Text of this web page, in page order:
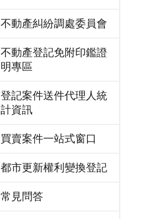
不動產糾紛調處委員會
不動產登記免附印鑑證
明專區
登記案件送件代理人統
計資訊
買賣案件一站式窗口
都市更新權利變換登記
常見問答